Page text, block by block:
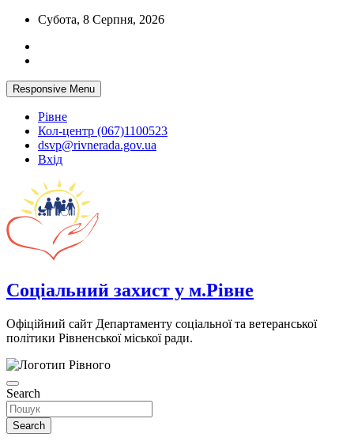
Skip
content
Субота, 8 Серпня, 2026
Responsive Menu
Рівне
Кол-центр (067)1100523
dsvp@rivnerada.gov.ua
Вхід
Соціальний захист у м.Рівне
Офіційний сайт Департаменту соціальної та ветеранської
політики Рівненської міської ради.
Search
Search